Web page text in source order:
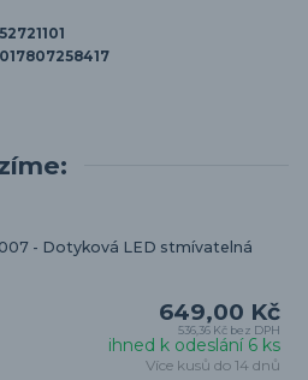
- Dotyková LED stmívatelná
649,00 Kč
536,36 Kč bez DPH
ihned k odeslání 6 ks
Více kusů do 14 dnů